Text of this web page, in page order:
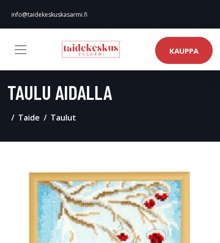
info@taidekeskuskasarmi.fi
KAUPPA
TAULU AIDALLA
Taide Taulut